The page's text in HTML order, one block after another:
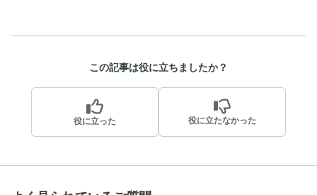
この記事は役に立ちましたか？
役に立った 役に立たなかった